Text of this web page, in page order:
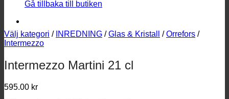
Gå tillbaka till butiken
Välj kategori / INREDNING / Glas & Kristall / Orrefors /
Intermezzo
Intermezzo Martini 21 cl
595.00 kr